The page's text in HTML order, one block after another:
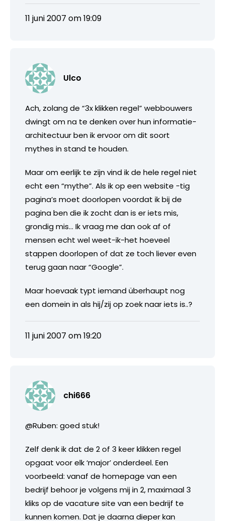
11 juni 2007 om 19:09
Ulco
Ach, zolang de “3x klikken regel” webbouwers
dwingt om na te denken over hun informatie-
architectuur ben ik ervoor om dit soort
mythes in stand te houden.
Maar om eerlijk te zijn vind ik de hele regel niet
echt een “mythe”. Als ik op een website -tig
pagina’s moet doorlopen voordat ik bij de
pagina ben die ik zocht dan is er iets mis,
grondig mis… Ik vraag me dan ook af of
mensen echt wel weet-ik-het hoeveel
stappen doorlopen of dat ze toch liever even
terug gaan naar “Google”.
Maar hoevaak typt iemand überhaupt nog
een domein in als hij/zij op zoek naar iets is..?
11 juni 2007 om 19:20
chi666
@Ruben: goed stuk!
Zelf denk ik dat de 2 of 3 keer klikken regel
opgaat voor elk ‘major’ onderdeel. Een
voorbeeld: vanaf de homepage van een
bedrijf behoor je volgens mij in 2, maximaal 3
kliks op de vacature site van een bedrijf te
kunnen komen. Dat je daarna dieper kan